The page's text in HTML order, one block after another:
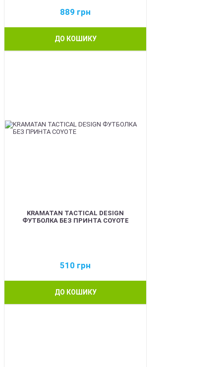
889 грн
ДО КОШИКУ
KRAMATAN TACTICAL DESIGN
ФУТБОЛКА БЕЗ ПРИНТА COYOTE
510 грн
ДО КОШИКУ